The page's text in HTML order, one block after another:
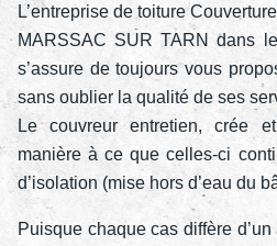
L’entreprise de toiture
MARSSAC SUR TARN dans
s’assure de toujours vous
sans oublier la qualité de ses
Le couvreur entretien, crée
manière à ce que celles-ci
d’isolation (mise hors d’eau du
Puisque chaque cas diffère